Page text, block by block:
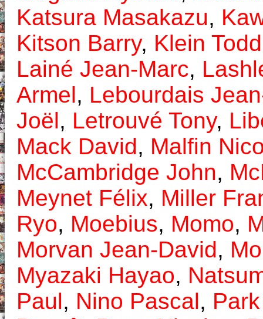
Katsura Masakazu,
Kitson Barry, Klein Todd
Lainé Jean-Marc,
Armel, Lebourdais
Joël, Letrouvé Tony,
Mack David, Malfin
McCambridge John,
Meynet Félix, Miller
Ryo, Moebius, Momo,
Morvan Jean-David,
Myazaki Hayao,
Paul, Nino Pascal,